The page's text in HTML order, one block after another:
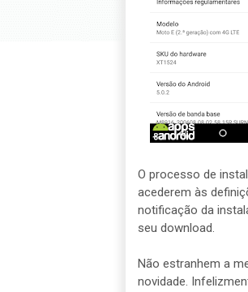
O processo de
acederem às
notificação da
seu download.
Não estranhem a
novidade.